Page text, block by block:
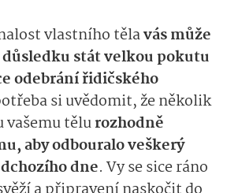
vlastního tělavás může
stát velkou pokutu
odebrání řidičského
si uvědomit, že několik
vašemu tělurozhodně
aby odbouralo veškerý
dne. Vy se sice ráno